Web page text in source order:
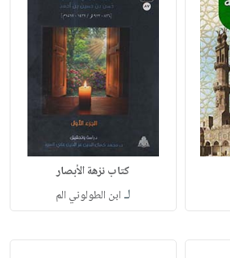
كتاب نزهة الأبصار
لـ ابن الطولوني الم